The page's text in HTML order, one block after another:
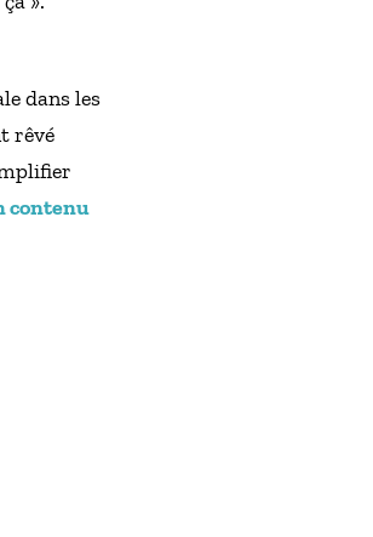
dans les
rêvé
contenu